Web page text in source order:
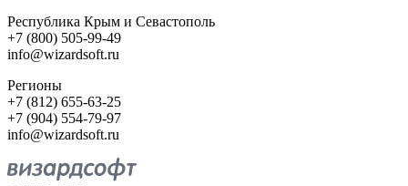
Республика Крым и Севастополь
+7 (800) 505-99-49
info@wizardsoft.ru
Регионы
+7 (812) 655-63-25
+7 (904) 554-79-97
info@wizardsoft.ru